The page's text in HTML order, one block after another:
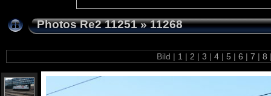
Photos Re2 11251»11268
Bild | 1 | 2 | 3 | 4 | 5 | 6 | 7 | 8